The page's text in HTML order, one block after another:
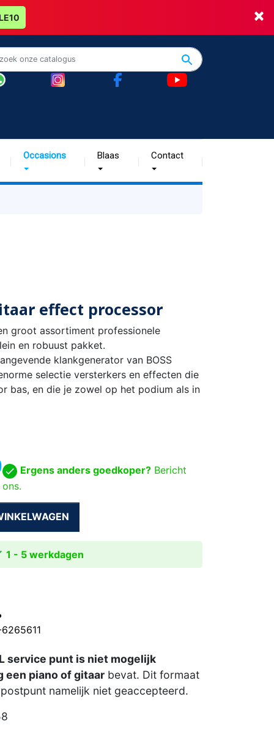
×
Occasions Blaas Contact
effect processor
groot assortiment professionele
en robuust pakket.
klankgenerator van BOSS
selectie versterkers en effecten die
bas, en die je zowel op het podium als in
Ergens anders goedkoper?Bericht
ons.
1 - 5 werkdagen
service punt is niet mogelijk
een piano of gitaarbevat. Dit formaat
namelijk niet geaccepteerd.